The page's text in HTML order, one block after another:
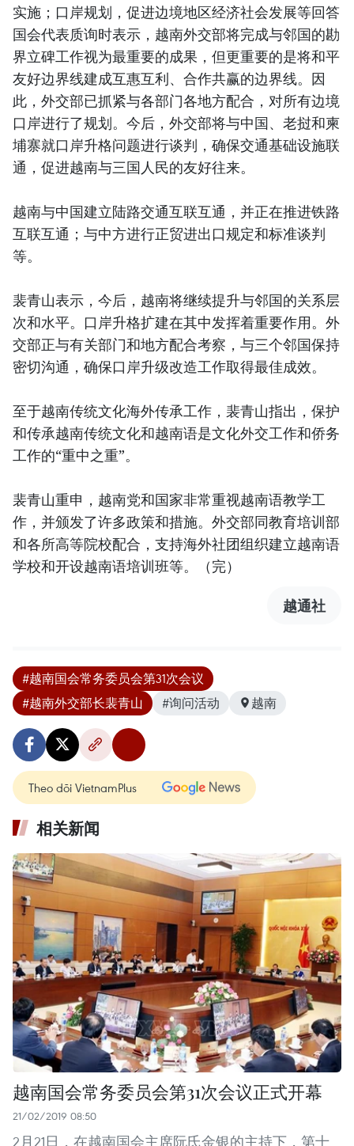
实施；口岸规划，促进边境地区经济社会发展等回答
国会代表质询时表示，越南外交部将完成与邻国的勘
界立碑工作视为最重要的成果，但更重要的是将和平
友好边界线建成互惠互利、合作共赢的边界线。因
此，外交部已抓紧与各部门各地方配合，对所有边境
口岸进行了规划。今后，外交部将与中国、老挝和柬
埔寨就口岸升格问题进行谈判，确保交通基础设施联
通，促进越南与三国人民的友好往来。
越南与中国建立陆路交通互联互通，并正在推进铁路
互联互通；与中方进行正贸进出口规定和标准谈判
等。
裴青山表示，今后，越南将继续提升与邻国的关系层
次和水平。口岸升格扩建在其中发挥着重要作用。外
交部正与有关部门和地方配合考察，与三个邻国保持
密切沟通，确保口岸升级改造工作取得最佳成效。
至于越南传统文化海外传承工作，裴青山指出，保护
和传承越南传统文化和越南语是文化外交工作和侨务
工作的“重中之重”。
裴青山重申，越南党和国家非常重视越南语教学工
作，并颁发了许多政策和措施。外交部同教育培训部
和各所高等院校配合，支持海外社团组织建立越南语
学校和开设越南语培训班等。（完）
越通社
#越南国会常务委员会第31次会议
#越南外交部长裴青山
#询问活动 越南
Theo dõi VietnamPlus
相关新闻
越南国会常务委员会第31次会议正式开幕
21/02/2019 08:50
2月21日，在越南国会主席阮氏金银的主持下，第十